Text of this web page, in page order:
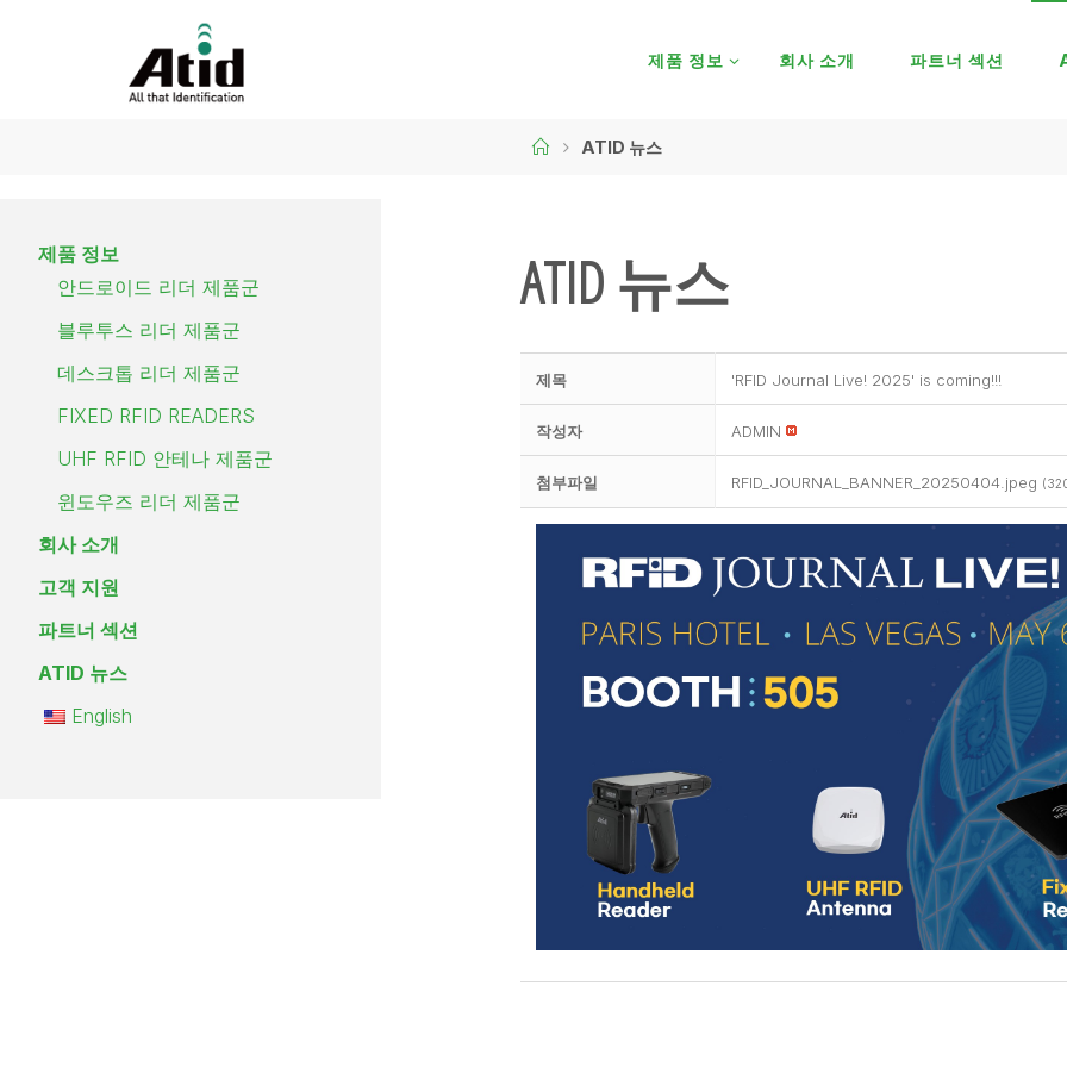
제품 정보 회사 소개 파트너 섹션
ATID 뉴스
ATID 뉴스
제목 'RFID Journal Live! 2025' is coming!!!
작성자 ADMIN
첨부파일 RFID_JOURNAL_BANNER_20250404.jpeg
제품 정보
안드로이드 리더 제품군
블루투스 리더 제품군
데스크톱 리더 제품군
FIXED RFID READERS
UHF RFID 안테나 제품군
윈도우즈 리더 제품군
회사 소개
고객 지원
파트너 섹션
ATID 뉴스
English